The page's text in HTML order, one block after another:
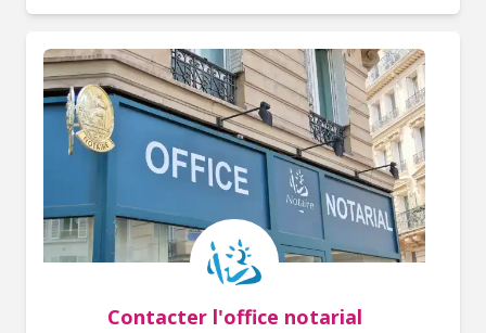
Contacter l'office notarial